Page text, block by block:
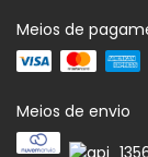
Meios de
Meios de envio